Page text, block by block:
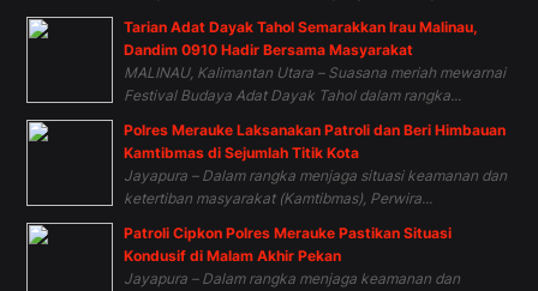
Tarian Adat Dayak Tahol Semarakkan Irau Malinau,
Dandim 0910 Hadir Bersama Masyarakat
MALINAU, Kalimantan Utara – Suasana meriah mewarnai
Festival Budaya Adat Dayak Tahol dalam rangka...
Polres Merauke Laksanakan Patroli dan Beri Himbauan
Kamtibmas di Sejumlah Titik Kota
Jayapura – Dalam rangka menjaga situasi keamanan dan
ketertiban masyarakat (Kamtibmas), Perwira...
Patroli Cipkon Polres Merauke Pastikan Situasi
Kondusif di Malam Akhir Pekan
Jayapura – Dalam rangka menjaga keamanan dan